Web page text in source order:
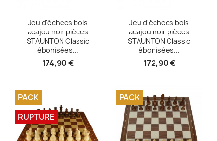
Aperçu rapide
Jeu d'échecs bois
acajou noir pièces
STAUNTON Classic
ébonisées...
174,90 €
Aperçu rapide
Jeu d'échecs bois
acajou noir pièces
STAUNTON Classic
ébonisées...
172,90 €
PACK
RUPTURE
PACK